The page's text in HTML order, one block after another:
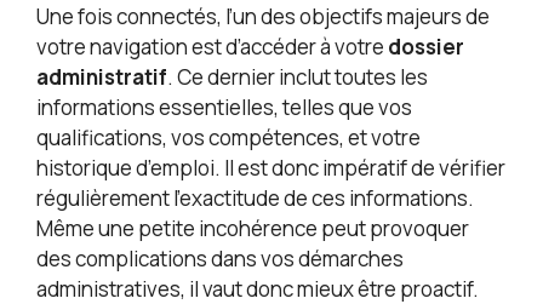
Une fois connectés, l’un des objectifs majeurs de
votre navigation est d’accéder à votre dossier
administratif. Ce dernier inclut toutes les
informations essentielles, telles que vos
qualifications, vos compétences, et votre
historique d’emploi. Il est donc impératif de vérifier
régulièrement l’exactitude de ces informations.
Même une petite incohérence peut provoquer
des complications dans vos démarches
administratives, il vaut donc mieux être proactif.